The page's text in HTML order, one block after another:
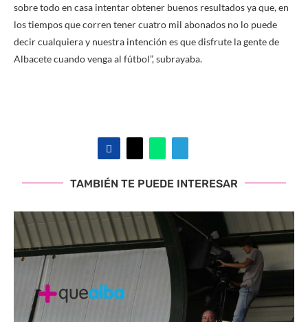
sobre todo en casa intentar obtener buenos resultados ya que, en
los tiempos que corren tener cuatro mil abonados no lo puede
decir cualquiera y nuestra intención es que disfrute la gente de
Albacete cuando venga al fútbol”, subrayaba.
TAMBIÉN TE PUEDE INTERESAR